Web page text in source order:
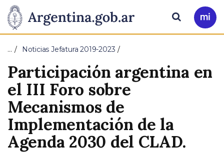
Presidencia
de
la
Nación
Pasar al contenido principal
Ir
a
Buscar
… Noticias Jefatura 2019-2023
Participación argentina en
el III Foro sobre
Mecanismos de
Implementación de la
Agenda 2030 del CLAD.